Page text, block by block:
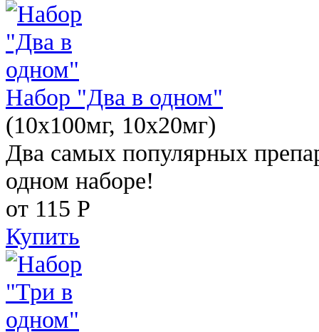
Набор "Два в одном"
(10x100мг, 10x20мг)
Два самых популярных
одном наборе!
от 115 Р
Купить